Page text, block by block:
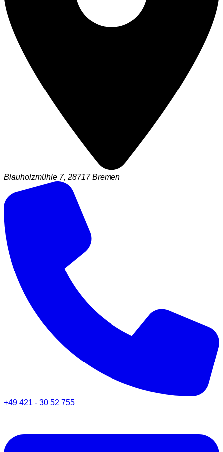
Blauholzmühle 7, 28717 Bremen
+49 421 - 30 52 755